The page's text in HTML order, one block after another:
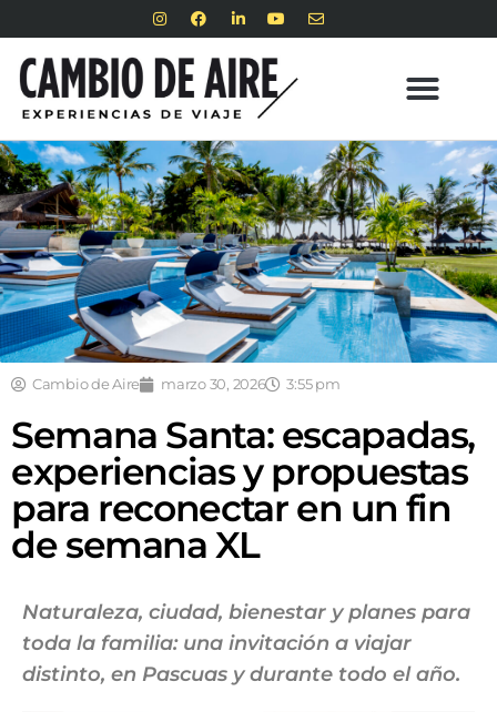
Cambio de Aire marzo 30, 2026 3:55 pm
Semana Santa: escapadas,
experiencias y propuestas
para reconectar en un fin
de semana XL
Naturaleza, ciudad, bienestar y planes para
toda la familia: una invitación a viajar
distinto, en Pascuas y durante todo el año.